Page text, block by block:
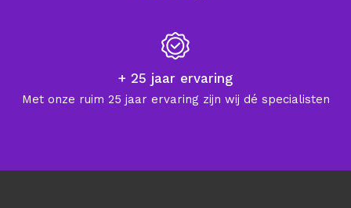
+ 25 jaar ervaring
Met onze ruim 25 jaar ervaring zijn wij dé specialisten